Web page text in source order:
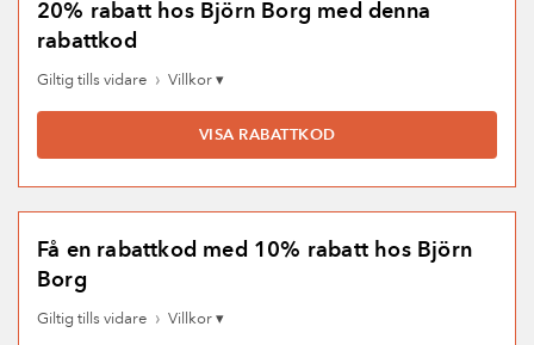
20% rabatt hos Björn Borg med denna
rabattkod
Giltig tills vidare › Villkor ▾
VISA RABATTKOD
Få en rabattkod med 10% rabatt hos Björn
Borg
Giltig tills vidare › Villkor ▾